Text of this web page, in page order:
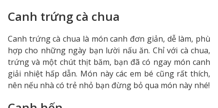
Canh trứng cà chua
Canh trứng cà chua là món canh đơn giản, dễ làm, phù
hợp cho những ngày bạn lười nấu ăn. Chỉ với cà chua,
trứng và một chút thịt băm, bạn đã có ngay món canh
giải nhiệt hấp dẫn. Món này các em bé cũng rất thích,
nên nếu nhà có trẻ nhỏ bạn đừng bỏ qua món này nhé!